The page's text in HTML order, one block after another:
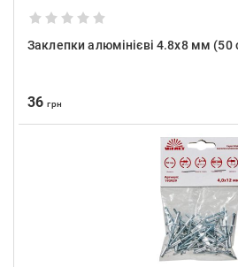
Заклепки алюмінієві 4.8x8 мм (50
36грн